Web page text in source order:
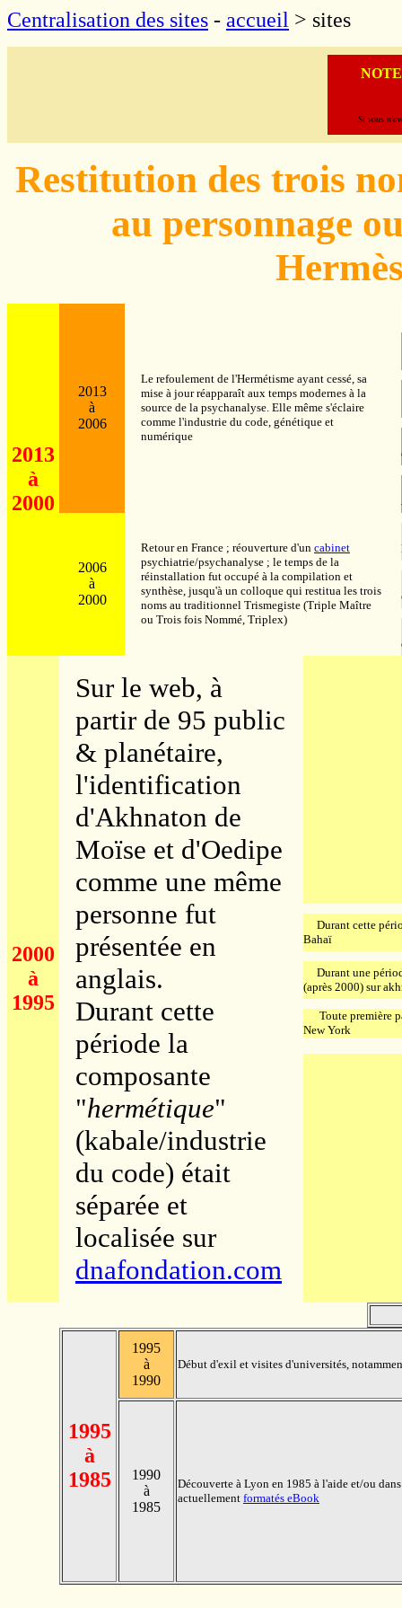
Centralisation des sites - accueil > sites
Si vous
Restitution des trois
au personnage
2013
à
2000
2013
à
2006
Le refoulement de l'Hermétisme ayant cessé, sa
mise à jour réapparaît aux temps modernes à la
source de la psychanalyse. Elle même s'éclaire
comme l'industrie du code, génétique et
numérique
2006
à
2000
Retour en France ; réouverture d'un cabinet
psychiatrie/psychanalyse ; le temps de la
réinstallation fut occupé à la compilation et
synthèse, jusqu'à un colloque qui restitua les trois
noms au traditionnel Trismegiste (Triple Maître
ou Trois fois Nommé, Triplex)
2000
à
1995
Sur le web, à
partir de 95 public
& planétaire,
l'identification
d'Akhnaton de
Moïse et d'Oedipe
comme une même
personne fut
présentée en
anglais.
Durant cette
période la
composante
"hermétique"
(kabale/industrie
du code) était
séparée et
localisée sur
dnafondation.com
Durant cette
Bahaï
Durant une
(après 2000) sur
Toute première
New York
1995
à
1985
1995
à
1990
Début d'exil et visites d'universités,
1990
à
1985
Découverte à Lyon en 1985 à l'aide et/ou
actuellement formatés eBook